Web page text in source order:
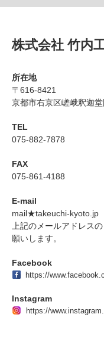
株式会社 竹内
所在地
〒616-8421
京都市右京区嵯峨釈迦
TEL
075-882-7878
FAX
075-861-4188
E-mail
mail★takeuchi-kyoto.jp
上記のメールアドレス
願いします。
Facebook
https://
Instagram
https://